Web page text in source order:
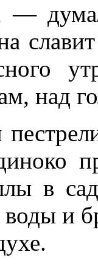
—
над
в
воды и